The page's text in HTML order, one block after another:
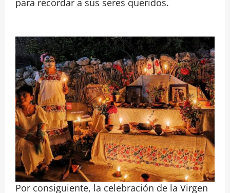
Por consiguiente, la celebración de la Virgen